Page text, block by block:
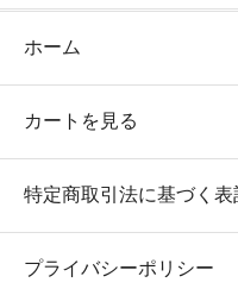
ホーム
カートを見る
特定商取引法に基づく表
プライバシーポリシー